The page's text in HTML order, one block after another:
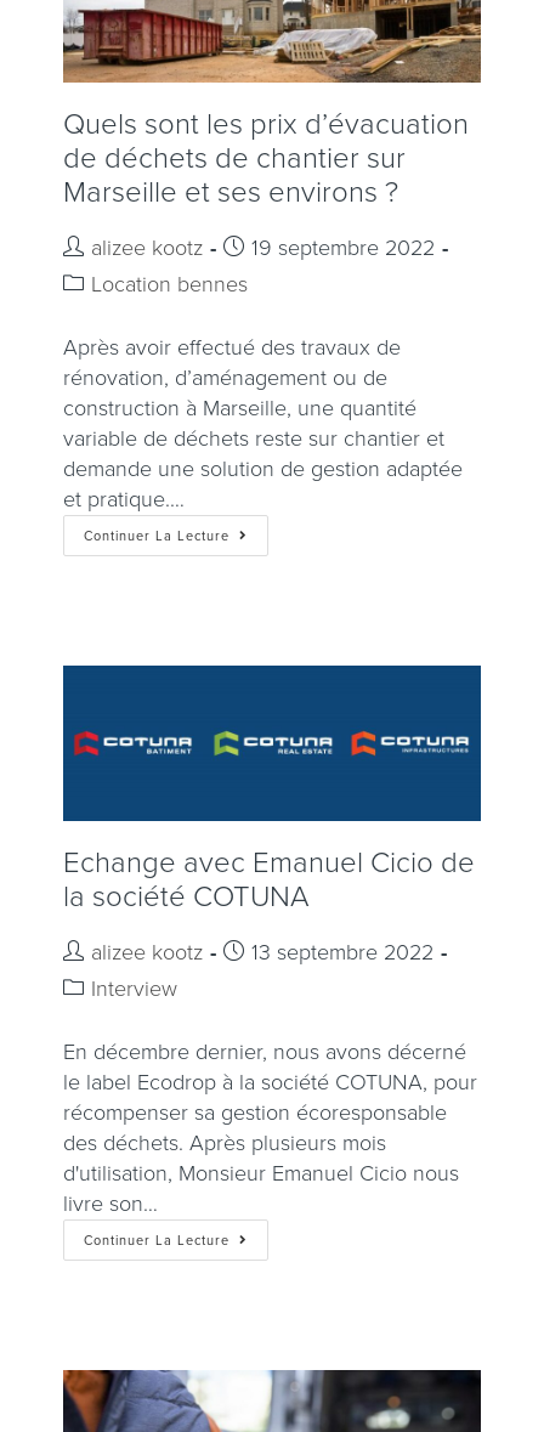
Quels sont les prix d’évacuation
de déchets de chantier sur
Marseille et ses environs ?
alizee kootz
19 septembre 2022
Location bennes
Après avoir effectué des travaux de
rénovation, d’aménagement ou de
construction à Marseille, une quantité
variable de déchets reste sur chantier et
demande une solution de gestion adaptée
et pratique.…
Continuer La Lecture
Echange avec Emanuel Cicio de
la société COTUNA
alizee kootz
13 septembre 2022
Interview
En décembre dernier, nous avons décerné
le label Ecodrop à la société COTUNA, pour
récompenser sa gestion écoresponsable
des déchets. Après plusieurs mois
d'utilisation, Monsieur Emanuel Cicio nous
livre son…
Continuer La Lecture